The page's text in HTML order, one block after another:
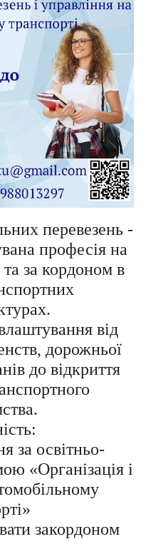
перевезень -
професія на
за кордоном в
від
дорожньої
до відкриття
за освітньо-
«Організація і
закордоном